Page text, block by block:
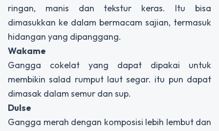
ringan, manis dan tekstur keras. Itu bisa
dimasukkan ke dalam bermacam sajian, termasuk
hidangan yang dipanggang.
Wakame
Gangga cokelat yang dapat dipakai untuk
membikin salad rumput laut segar. itu pun dapat
dimasak dalam semur dan sup.
Dulse
Gangga merah dengan komposisi lebih lembut dan